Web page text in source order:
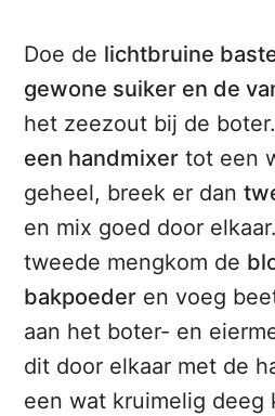
Doe de lichtbruine
gewone suiker en de
het zeezout bij de boter.
een handmixer tot een
geheel, breek er dan
en mix goed door
tweede mengkom de
bakpoeder en voeg
aan het boter- en
dit door elkaar met de
een wat kruimelig deeg